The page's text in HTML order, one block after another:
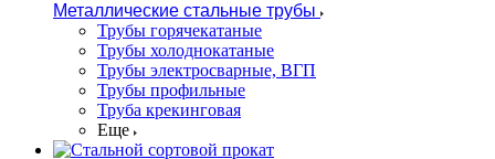
Металлические стальные трубы
Трубы горячекатаные
Трубы холоднокатаные
Трубы электросварные, ВГП
Трубы профильные
Труба крекинговая
Еще